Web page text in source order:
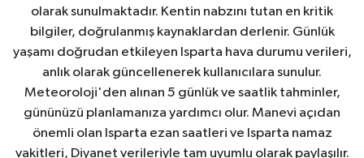
olarak sunulmaktadır. Kentin nabzını tutan en kritik
bilgiler, doğrulanmış kaynaklardan derlenir. Günlük
yaşamı doğrudan etkileyen Isparta hava durumu verileri,
anlık olarak güncellenerek kullanıcılara sunulur.
Meteoroloji'den alınan 5 günlük ve saatlik tahminler,
gününüzü planlamanıza yardımcı olur. Manevi açıdan
önemli olan Isparta ezan saatleri ve Isparta namaz
vakitleri, Diyanet verileriyle tam uyumlu olarak paylaşılır.